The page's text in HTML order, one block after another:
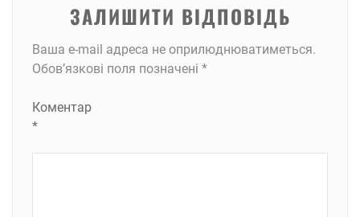
ЗАЛИШИТИ ВІДПОВІДЬ
Ваша e-mail адреса не оприлюднюватиметься.
Обов’язкові поля позначені *
Коментар
*